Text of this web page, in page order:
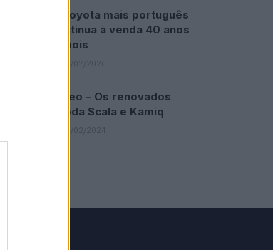
O Toyota mais português
continua à venda 40 anos
depois
31/07/2026
Vídeo – Os renovados
Skoda Scala e Kamiq
12/02/2024